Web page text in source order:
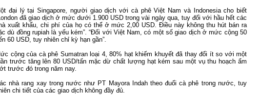
đại lý tại Singapore, người giao dịch với cà phê Việt Nam và Indonesia cho biết
đã giao dịch ở mức dưới 1.900 USD trong vài ngày qua, tuy đối với hầu hết các
xuất khẩu, chi phí của họ có thể ở mức 2,00 USD. Điều này không thu hút bán ra
dù đồng rupiah là yếu kém”. “Đối với Việt Nam, có một số giao dịch ở mức cộng 50
60 USD, tuy nhiên chỉ kỳ hạn gần”.
cộng của cà phê Sumatran loại 4, 80% hạt khiếm khuyết đã thay đổi ít so với một
trước tăng lên 80 USD/tấn mặc dừ chất lượng hạt kém sau một vụ thu hoạch ẩm
trước đó trong năm nay.
nhà rang xay trong nước như PT Mayora Indah theo đuổi cà phê trong nước, tuy
chi tiết của các giao dịch không đầy đủ.